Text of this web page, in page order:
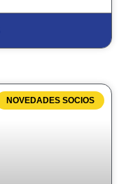
NOVEDADES SOCIOS